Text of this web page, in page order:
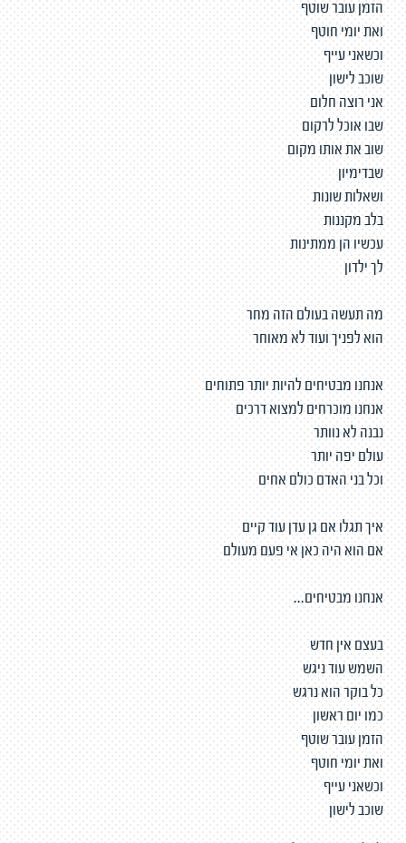
הזמן עובר שוטף
ואת יומי חוטף
וכשאני עייף
שוכב לישון
אני רוצה חלום
שבו אוכל לרקום
שוב את אותו מקום
שבדימיון
ושאלות שונות
בלב מקננות
עכשיו הן ממתינות
לך ילדון
מה תעשה בעולם הזה מחר
הוא לפניך ועוד לא מאוחר
אנחנו מבטיחים להיות יותר פתוחים
אנחנו מוכרחים למצוא דרכים
נבנה לא נוותר
עולם יפה יותר
וכל בני האדם כולם אחים
איך תגלו אם גן עדן עוד קיים
אם הוא היה כאן אי פעם מעולם
אנחנו מבטיחים...
בעצם אין חדש
השמש עוד ניגש
כל בוקר הוא נרגש
כמו יום ראשון
הזמן עובר שוטף
ואת יומי חוטף
וכשאני עייף
שוכב לישון